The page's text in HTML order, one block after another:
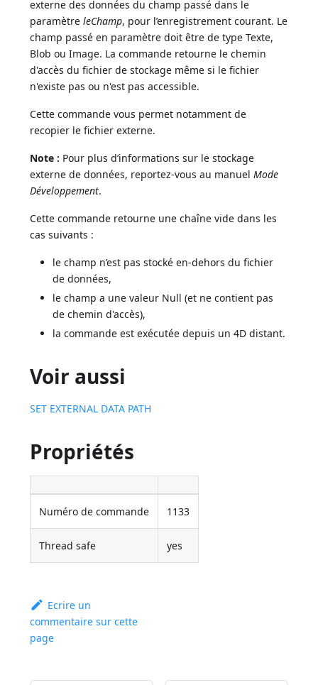
externe des données du champ passé dans le
paramètreleChamp, pour l’enregistrement courant. Le
champ passé en paramètre doit être de type Texte,
Blob ou Image. La commande retourne le chemin
d'accès du fichier de stockage même si le fichier
n'existe pas ou n'est pas accessible.
Cette commande vous permet notamment de
recopier le fichier externe.
Note : Pour plus d’informations sur le stockage
externe de données, reportez-vous au manuelMode
Développement.
Cette commande retourne une chaîne vide dans les
cas suivants :
le champ n’est pas stocké en-dehors du fichier
de données,
le champ a une valeur Null (et ne contient pas
de chemin d'accès),
la commande est exécutée depuis un 4D distant.
Voir aussi
SET EXTERNAL DATA PATH
Propriétés
Numéro de commande 1133
Thread safe yes
Ecrire un
commentaire sur cette
page